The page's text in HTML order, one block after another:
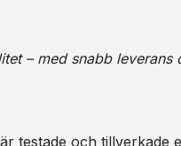
– med snabb leverans
testade och tillverkade